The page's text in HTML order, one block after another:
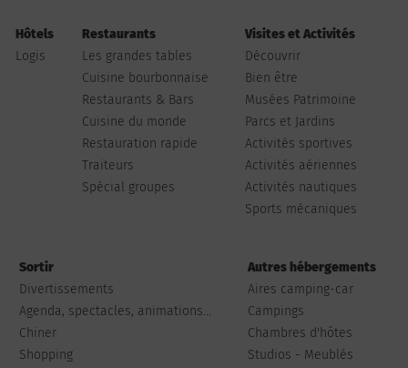
Hôtels
Logis
Restaurants
Les grandes tables
Cuisine bourbonnaise
Restaurants & Bars
Cuisine du monde
Restauration rapide
Traiteurs
Spécial groupes
Visites et Activités
Découvrir
Bien être
Musées Patrimoine
Parcs et Jardins
Activités sportives
Activités aériennes
Activités nautiques
Sports mécaniques
Sortir
Divertissements
Agenda, spectacles, animations...
Chiner
Shopping
Autres hébergements
Aires camping-car
Campings
Chambres d'hôtes
Studios - Meublés